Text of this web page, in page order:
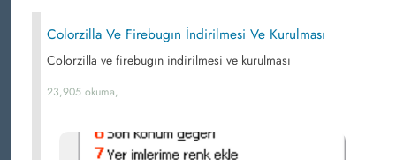
Colorzilla Ve Firebugın İndirilmesi Ve Kurulması
Colorzilla ve firebugın indirilmesi ve kurulması
23,905 okuma,